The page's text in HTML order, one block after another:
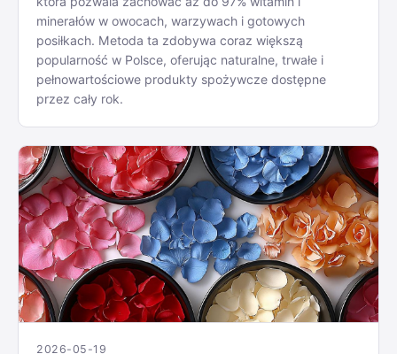
minerałów w owocach, warzywach i gotowych
posiłkach. Metoda ta zdobywa coraz większą
popularność w Polsce, oferując naturalne, trwałe i
pełnowartościowe produkty spożywcze dostępne
przez cały rok.
2026-05-19